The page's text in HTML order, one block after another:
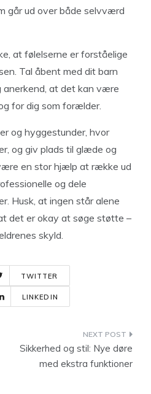
går ud over både selvværd
at følelserne er forståelige
Tal åbent med dit barn
at det kan være
for dig som forælder.
og hyggestunder, hvor
og giv plads til glæde og
en stor hjælp at række ud
og dele
Husk, at ingen står alene
det er okay at søge støtte –
skyld.
TWITTER
LINKEDIN
Sikkerhed og stil: Nye døre
med ekstra funktioner